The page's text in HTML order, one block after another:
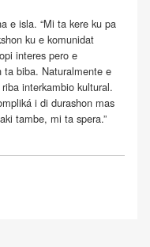
e isla. “Mi ta kere ku pa
ku e komunidat
interes pero e
ta biba. Naturalmente e
interkambio kultural.
i di durashon mas
tambe, mi ta spera.”